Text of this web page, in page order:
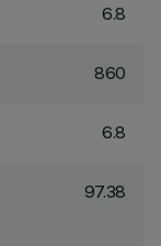
6.8
860
6.8
97.38